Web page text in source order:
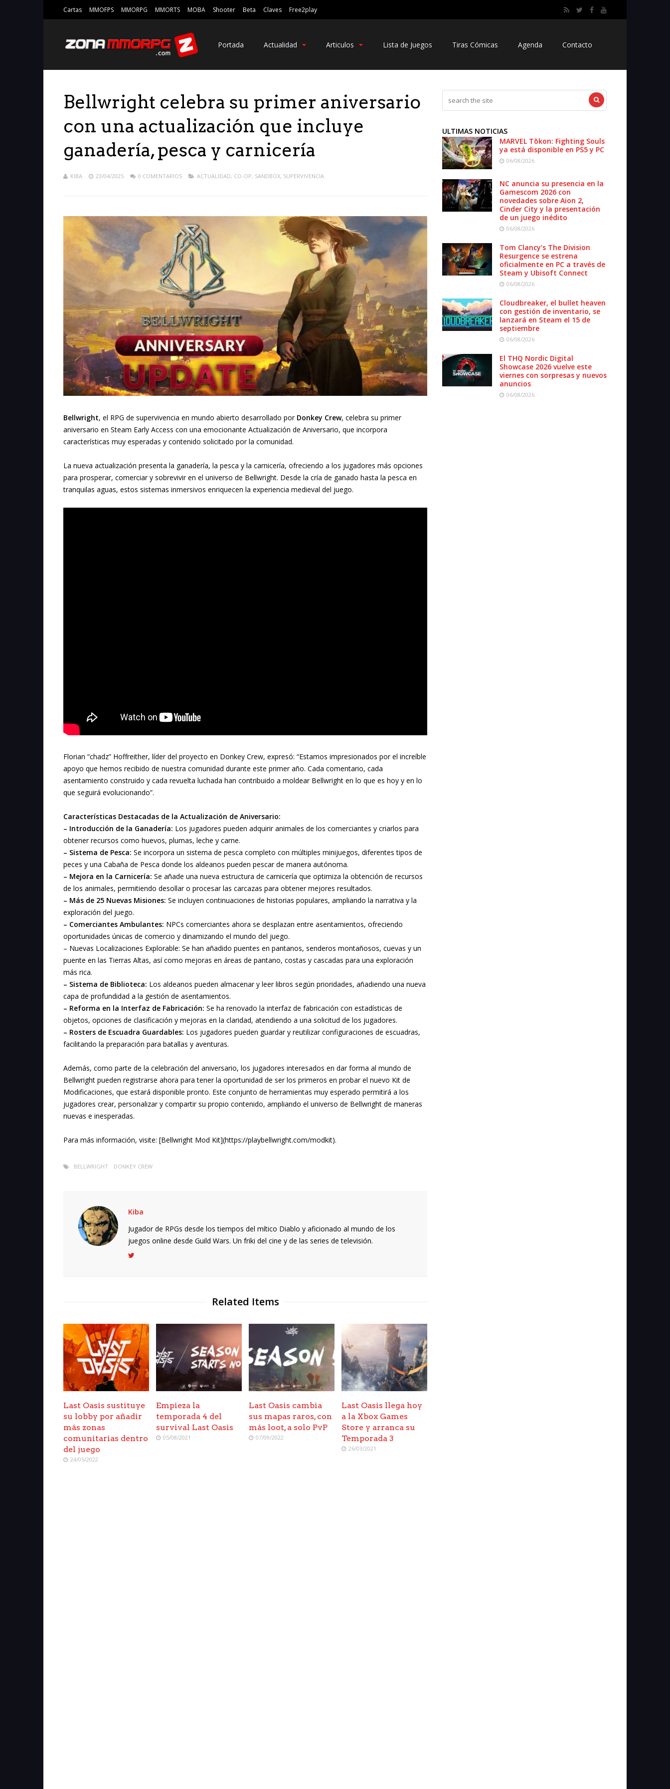
Cartas MMOFPS MMORPG MMORTS MOBA Shooter Beta Claves Free2play
Portada Actualidad Articulos Lista de Juegos Tiras Cómicas Agenda Contacto
Bellwright celebra su primer aniversario
con una actualización que incluye
ganadería, pesca y carnicería
KIBA 23/04/2025 0 COMENTARIOS ACTUALIDAD, CO-OP, SANDBOX, SUPERVIVENCIA
Bellwright, el RPG de supervivencia en mundo abierto desarrollado por Donkey Crew, celebra su primer
aniversario en Steam Early Access con una emocionante Actualización de Aniversario, que incorpora
características muy esperadas y contenido solicitado por la comunidad.
La nueva actualización presenta la ganadería, la pesca y la carnicería, ofreciendo a los jugadores más opciones
para prosperar, comerciar y sobrevivir en el universo de Bellwright. Desde la cría de ganado hasta la pesca en
tranquilas aguas, estos sistemas inmersivos enriquecen la experiencia medieval del juego.
Florian “chadz” Hoffreither, líder del proyecto en Donkey Crew, expresó: “Estamos impresionados por el increíble
apoyo que hemos recibido de nuestra comunidad durante este primer año. Cada comentario, cada
asentamiento construido y cada revuelta luchada han contribuido a moldear Bellwright en lo que es hoy y en lo
que seguirá evolucionando”.
Características Destacadas de la Actualización de Aniversario:
– Introducción de la Ganadería: Los jugadores pueden adquirir animales de los comerciantes y criarlos para
obtener recursos como huevos, plumas, leche y carne.
– Sistema de Pesca: Se incorpora un sistema de pesca completo con múltiples minijuegos, diferentes tipos de
peces y una Cabaña de Pesca donde los aldeanos pueden pescar de manera autónoma.
– Mejora en la Carnicería: Se añade una nueva estructura de carnicería que optimiza la obtención de recursos
de los animales, permitiendo desollar o procesar las carcazas para obtener mejores resultados.
– Más de 25 Nuevas Misiones: Se incluyen continuaciones de historias populares, ampliando la narrativa y la
exploración del juego.
– Comerciantes Ambulantes: NPCs comerciantes ahora se desplazan entre asentamientos, ofreciendo
oportunidades únicas de comercio y dinamizando el mundo del juego.
– Nuevas Localizaciones Explorable: Se han añadido puentes en pantanos, senderos montañosos, cuevas y un
puente en las Tierras Altas, así como mejoras en áreas de pantano, costas y cascadas para una exploración
más rica.
– Sistema de Biblioteca: Los aldeanos pueden almacenar y leer libros según prioridades, añadiendo una nueva
capa de profundidad a la gestión de asentamientos.
– Reforma en la Interfaz de Fabricación: Se ha renovado la interfaz de fabricación con estadísticas de
objetos, opciones de clasificación y mejoras en la claridad, atendiendo a una solicitud de los jugadores.
– Rosters de Escuadra Guardables: Los jugadores pueden guardar y reutilizar configuraciones de escuadras,
facilitando la preparación para batallas y aventuras.
Además, como parte de la celebración del aniversario, los jugadores interesados en dar forma al mundo de
Bellwright pueden registrarse ahora para tener la oportunidad de ser los primeros en probar el nuevo Kit de
Modificaciones, que estará disponible pronto. Este conjunto de herramientas muy esperado permitirá a los
jugadores crear, personalizar y compartir su propio contenido, ampliando el universo de Bellwright de maneras
nuevas e inesperadas.
Para más información, visite: [Bellwright Mod Kit](https://playbellwright.com/modkit).
BELLWRIGHT DONKEY CREW
Kiba
Jugador de RPGs desde los tiempos del mítico Diablo y aficionado al mundo de los
juegos online desde Guild Wars. Un friki del cine y de las series de televisión.
Related Items
Last Oasis sustituye
su lobby por añadir
más zonas
comunitarias dentro
del juego
24/05/2022
Empieza la
temporada 4 del
survival Last Oasis
05/08/2021
Last Oasis cambia
sus mapas raros, con
más loot, a solo PvP
07/09/2022
Last Oasis llega hoy
a la Xbox Games
Store y arranca su
Temporada 3
26/03/2021
ULTIMAS NOTICIAS
MARVEL Tōkon: Fighting Souls
ya está disponible en PS5 y PC
06/08/2026
NC anuncia su presencia en la
Gamescom 2026 con
novedades sobre Aion 2,
Cinder City y la presentación
de un juego inédito
06/08/2026
Tom Clancy’s The Division
Resurgence se estrena
oficialmente en PC a través de
Steam y Ubisoft Connect
06/08/2026
Cloudbreaker, el bullet heaven
con gestión de inventario, se
lanzará en Steam el 15 de
septiembre
06/08/2026
El THQ Nordic Digital
Showcase 2026 vuelve este
viernes con sorpresas y nuevos
anuncios
06/08/2026